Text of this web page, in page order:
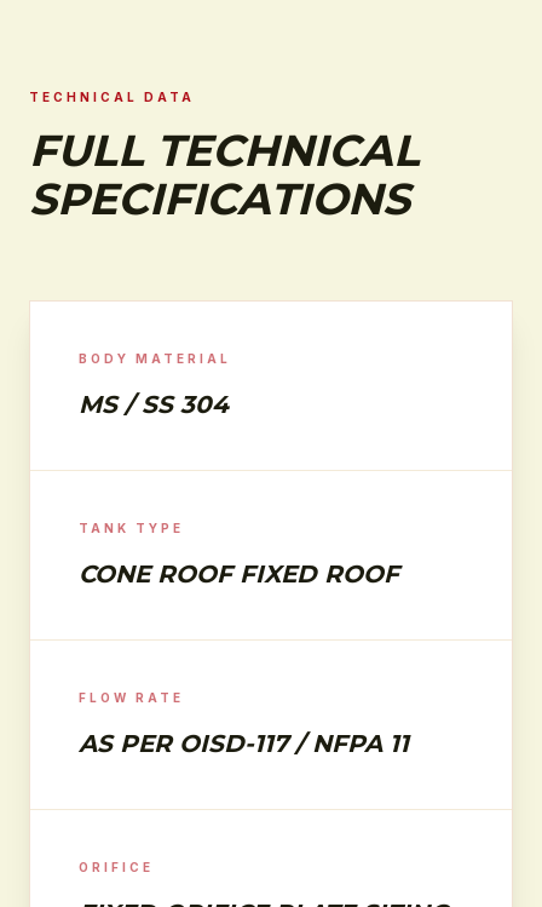
TECHNICAL DATA
FULL TECHNICAL
SPECIFICATIONS
BODY MATERIAL
MS / SS 304
TANK TYPE
CONE ROOF FIXED ROOF
FLOW RATE
AS PER OISD-117 / NFPA 11
ORIFICE